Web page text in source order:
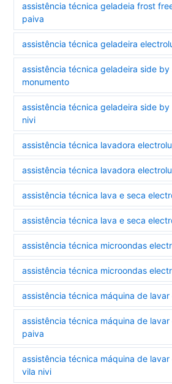
assistência técnica geladeia frost
paiva
assistência técnica geladeira
assistência técnica geladeira side
monumento
assistência técnica geladeira side
nivi
assistência técnica lavadora
assistência técnica lavadora
assistência técnica lava e seca
assistência técnica lava e seca
assistência técnica microondas
assistência técnica microondas
assistência técnica máquina de
assistência técnica máquina de
paiva
assistência técnica máquina de
vila nivi